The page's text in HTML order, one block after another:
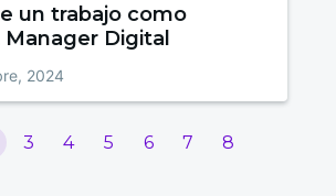
un trabajo como
Digital
2024
3 4 5 6 7 8